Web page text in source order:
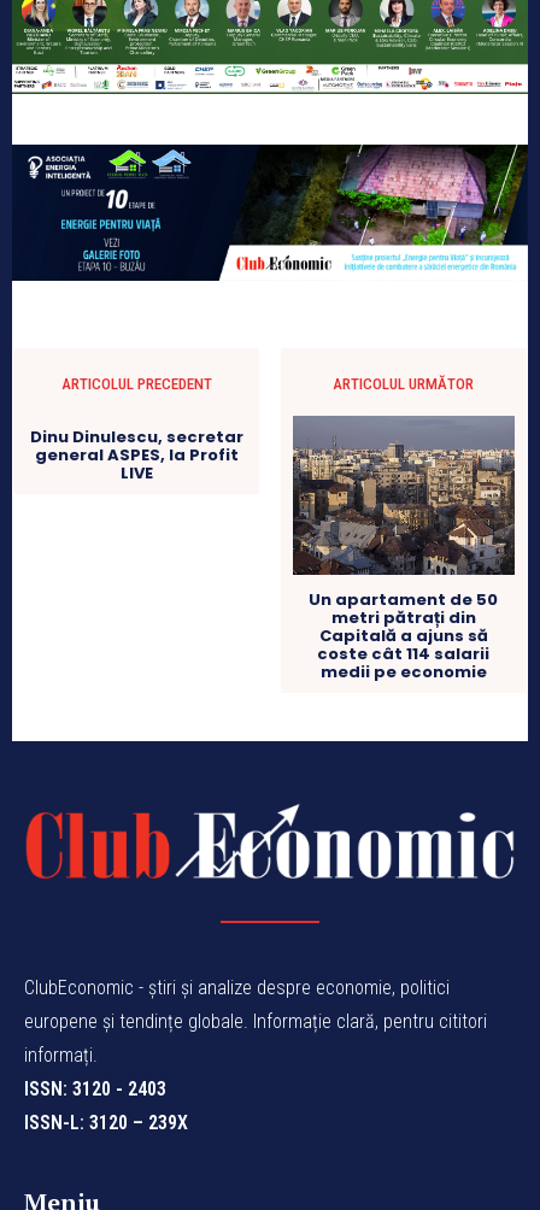
ARTICOLUL PRECEDENT
Dinu Dinulescu, secretar
general ASPES, la Profit
LIVE
ARTICOLUL URMĂTOR
Un apartament de 50
metri pătrați din
Capitală a ajuns să
coste cât 114 salarii
medii pe economie
ClubEconomic - știri și analize despre economie, politici
europene și tendințe globale. Informație clară, pentru cititori
informați.
ISSN: 3120 - 2403
ISSN-L: 3120 – 239X
Meniu